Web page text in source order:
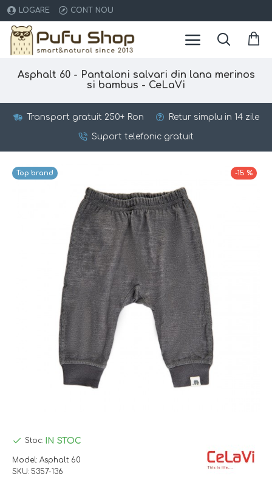
LOGARE CONT NOU
Asphalt 60 - Pantaloni salvari din lana merinos
si bambus - CeLaVi
Transport gratuit 250+ Ron Retur simplu in 14 zile
Suport telefonic gratuit
Top brand -15 %
Stoc: IN STOC
Model: Asphalt 60
SKU: 5357-136